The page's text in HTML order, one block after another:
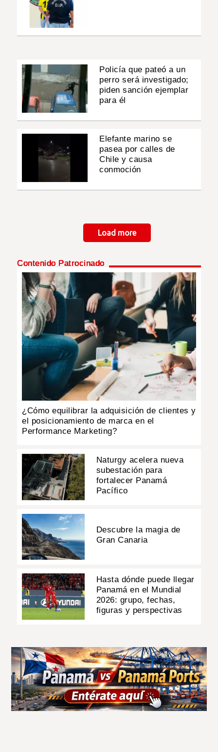
Policía que pateó a un
perro será investigado;
piden sanción ejemplar
para él
Elefante marino se
pasea por calles de
Chile y causa
conmoción
Load more
Contenido Patrocinado
¿Cómo equilibrar la adquisición de clientes y
el posicionamiento de marca en el
Performance Marketing?
Naturgy acelera nueva
subestación para
fortalecer Panamá
Pacífico
Descubre la magia de
Gran Canaria
Hasta dónde puede llegar
Panamá en el Mundial
2026: grupo, fechas,
figuras y perspectivas